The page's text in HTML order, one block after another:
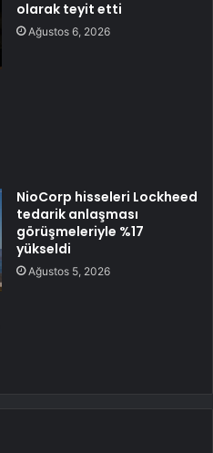
olarak teyit etti
Ağustos 6, 2026
NioCorp hisseleri Lockheed
tedarik anlaşması
görüşmeleriyle %17
yükseldi
Ağustos 5, 2026